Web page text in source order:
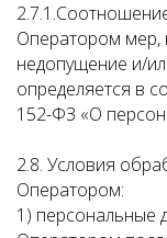
Оператором мер,
недопущение и/
определяется в
152-ФЗ «О
2.8. Условия
Оператором:
1) персональные